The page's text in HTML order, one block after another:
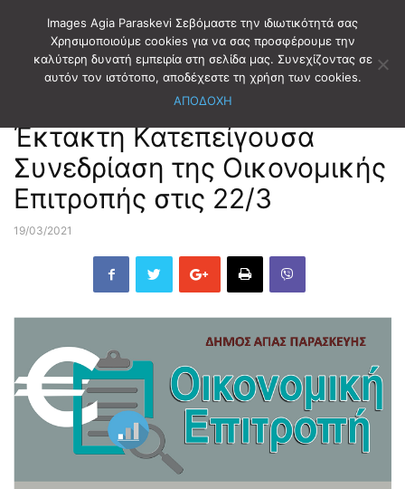
Αρχική ΔΗΜΟΤΙΚΑ ΝΕΑ
Έκτακτη Κατεπείγουσα
Συνεδρίαση της Οικονομικής
Επιτροπής στις 22/3
19/03/2021
Images Agia Paraskevi Σεβόμαστε την ιδιωτικότητά σας
Χρησιμοποιούμε cookies για να σας προσφέρουμε την
καλύτερη δυνατή εμπειρία στη σελίδα μας. Συνεχίζοντας σε
αυτόν τον ιστότοπο, αποδέχεστε τη χρήση των cookies.
ΑΠΟΔΟΧΗ